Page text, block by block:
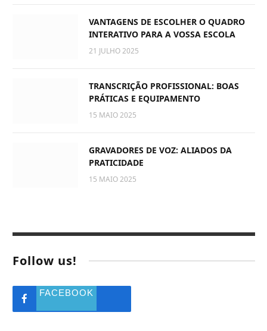
VANTAGENS DE ESCOLHER O QUADRO
INTERATIVO PARA A VOSSA ESCOLA
21 JULHO 2025
TRANSCRIÇÃO PROFISSIONAL: BOAS
PRÁTICAS E EQUIPAMENTO
15 MAIO 2025
GRAVADORES DE VOZ: ALIADOS DA
PRATICIDADE
15 MAIO 2025
Follow us!
FACEBOOK